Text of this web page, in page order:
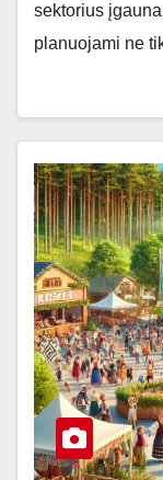
sektorius
planuojami ne